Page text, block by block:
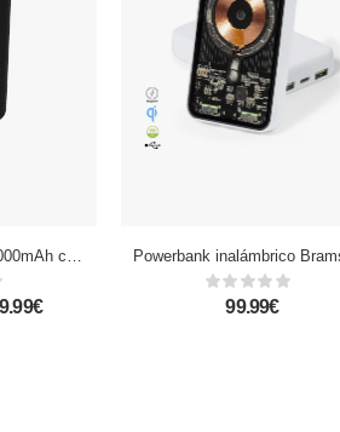
Powerbank Y6 de 30.000mAh con indicador de porcentaje de carga, doble salida USB de 2A
99.99€